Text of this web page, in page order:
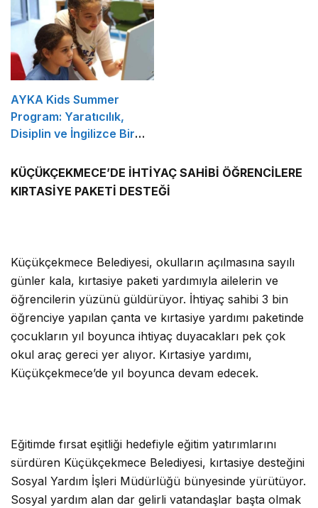
AYKA Kids Summer
Program: Yaratıcılık,
Disiplin ve İngilizce Bir
KÜÇÜKÇEKMECE’DE İHTİYAÇ SAHİBİ ÖĞRENCİLERE
KIRTASİYE PAKETİ DESTEĞİ
Küçükçekmece Belediyesi, okulların açılmasına sayılı
günler kala, kırtasiye paketi yardımıyla ailelerin ve
öğrencilerin yüzünü güldürüyor. İhtiyaç sahibi 3 bin
öğrenciye yapılan çanta ve kırtasiye yardımı paketinde
çocukların yıl boyunca ihtiyaç duyacakları pek çok
okul araç gereci yer alıyor. Kırtasiye yardımı,
Küçükçekmece’de yıl boyunca devam edecek.
Eğitimde fırsat eşitliği hedefiyle eğitim yatırımlarını
sürdüren Küçükçekmece Belediyesi, kırtasiye desteğini
Sosyal Yardım İşleri Müdürlüğü bünyesinde yürütüyor.
Sosyal yardım alan dar gelirli vatandaşlar başta olmak